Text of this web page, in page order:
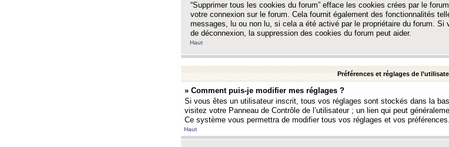
“Supprimer tous les cookies du forum” efface les cookies crées par le
votre connexion sur le forum. Cela fournit également des fonctionnalités
messages, lu ou non lu, si cela a été activé par le propriétaire du forum. Si
de déconnexion, la suppression des cookies du forum peut aider.
Haut
Préférences et réglages de
» Comment puis-je modifier mes réglages ?
Si vous êtes un utilisateur inscrit, tous vos réglages sont stockés dans la
visitez votre Panneau de Contrôle de l’utilisateur ; un lien qui peut
Ce système vous permettra de modifier tous vos réglages et vos préférences.
Haut